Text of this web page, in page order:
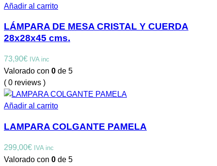
Añadir al carrito
LÁMPARA DE MESA CRISTAL Y CUERDA
28x28x45 cms.
73,90€ IVA inc
Valorado con 0 de 5
( 0 reviews )
Añadir al carrito
LAMPARA COLGANTE PAMELA
299,00€ IVA inc
Valorado con 0 de 5